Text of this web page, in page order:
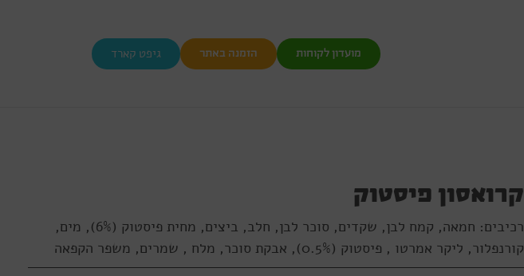
מועדון לקוחות הזמנה באתר גיפט קארד
קרואסון פיסטוק
רכיבים: חמאה, קמח לבן, שקדים, סוכר לבן, חלב, ביצים, מחית פיסטוק (6%), מים,
קורנפלור, ליקר אמרטו , פיסטוק (0.5%), אבקת סוכר, מלח , שמרים, משפר הקפאה